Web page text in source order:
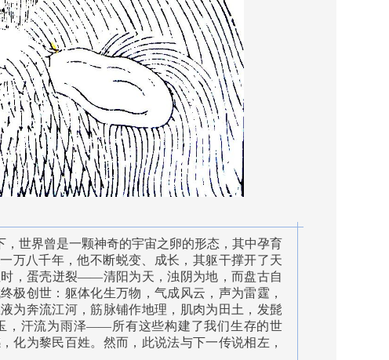
世界曾是一颗神奇的宇宙之卵的形态，其中孕育
万八千年，他不断蜕变、成长，其躯干撑开了天
，蛋壳迸裂——清阳为天，浊阴为地，而盘古自
极创世：躯体化生万物，气成风云，声为雷霆，
为奔流江河，筋脉铺作地理，肌肉为田土，发髭
，汗流为雨泽——所有这些构建了我们生存的世
化为黎民百姓。然而，此说法与下一传说相左，